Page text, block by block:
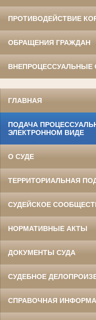
ПРОТИВОДЕЙСТВИЕ
ОБРАЩЕНИЯ ГРАЖДАН
ВНЕПРОЦЕССУАЛЬНЫЕ
ГЛАВНАЯ
ПОДАЧА
ЭЛЕКТРОННОМ ВИДЕ
О СУДЕ
ТЕРРИТОРИАЛЬНАЯ
СУДЕЙСКОЕ
НОРМАТИВНЫЕ АКТЫ
ДОКУМЕНТЫ СУДА
СУДЕБНОЕ
СПРАВОЧНАЯ